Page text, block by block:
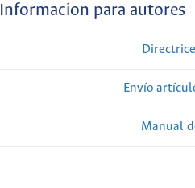
Informacion para autores
Envío
Manual